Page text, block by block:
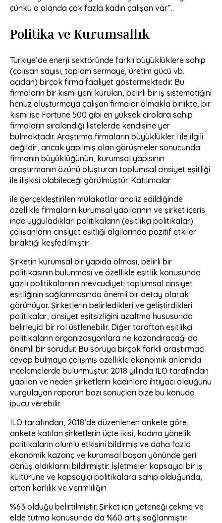
çünkü o alanda çok fazla kadın çalışan var”.
Politika ve Kurumsallık
Türkiye’de enerji sektöründe farklı büyüklüklere sahip
(çalışan sayısı, toplam sermaye, üretim gücü vb.
açıdan) birçok firma faaliyet göstermektedir. Bu
firmaların bir kısmı yeni kurulan, belirli bir iş sistematiğini
henüz oluşturmaya çalışan firmalar olmakla birlikte, bir
kısmı ise Fortune 500 gibi en yüksek cirolara sahip
firmaların sıralandığı listelerde kendisine yer
bulmaktadır. Araştırma firmaların büyüklükler i ile ilgili
değildir, ancak yapılmış olan görüşmeler sonucunda
firmanın büyüklüğünün, kurumsal yapısının
araştırmanın özünü oluşturan toplumsal cinsiyet eşitliği
ile ilişkisi olabileceği görülmüştür. Katılımcılar
ile gerçekleştirilen mülakatlar analiz edildiğinde
özellikle firmaların kurumsal yapılarının ve şirket içeris
inde uyguladıkları politikaların (eşitlikçi politikalar)
çalışanların cinsiyet eşitliği algılarında pozitif etkiler
bıraktığı keşfedilmiştir.
Şirketin kurumsal bir yapıda olması, belirli bir
politikasının bulunması ve özellikle eşitlik konusunda
yazılı politikalarının mevcudiyeti toplumsal cinsiyet
eşitliğinin sağlanmasında önemli bir detay olarak
görünüyor. Şirketlerin belirledikleri ve geliştirdikleri
politikalar, cinsiyet eşitsizliğini azaltma hususunda
belirleyici bir rol üstlenebilir. Diğer taraftan eşitlikçi
politikaların organizasyonlara ne kazandıracağı da
önemli bir sorudur. Bu soruya birçok farklı araştırmacı
cevap bulmaya çalışmış özellikle ekonomik anlamda
incelemelerde bulunmuştur. 2018 yılında ILO tarafından
yapılan ve neden şirketlerin kadınlara ihtiyacı olduğunu
vurgulayan raporun bazı sonuçları bize bu konuda
ipucu verebilir.
ILO tarafından, 2018’de düzenlenen ankete göre,
ankete katılan şirketlerin üçte ikisi, kadına yönelik
politikaların olumlu etkisini bildirmiş ve daha fazla
ekonomik kazanç ve kurumsal başarı yönünde geri
dönüş aldıklarını bildirmiştir. İşletmeler kapsayıcı bir iş
kültürüne ve kapsayıcı politikalara sahip olduğunda,
artan karlılık ve verimliliğin
%63 olduğu belirtilmiştir. Şirket için yeteneği çekme ve
elde tutma konusunda da %60 artış sağlanmıştır.